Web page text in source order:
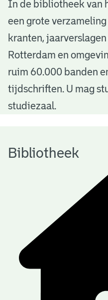
B
b
o
h
In de bibliotheek van
een grote
kranten,
Rotterdam en
ruim 60.000 banden
tijdschriften. U mag
studiezaal.
Bibliotheek